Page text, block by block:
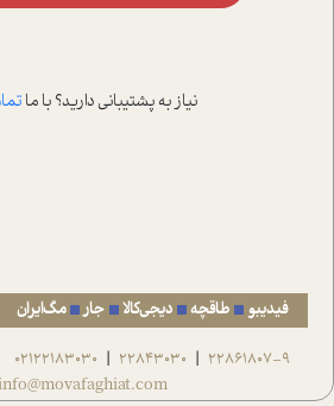
نیاز به پشتیبانی دارید؟ با ما
فیدیبو طاقچه دیجی‌کالا جار مگ‌ایران
22861807-9
|
22843030
|
02122183030